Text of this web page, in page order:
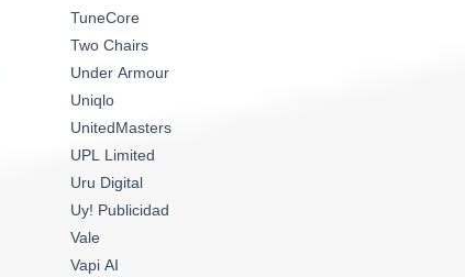
TuneCore
Two Chairs
Under Armour
Uniqlo
UnitedMasters
UPL Limited
Uru Digital
Uy! Publicidad
Vale
Vapi AI